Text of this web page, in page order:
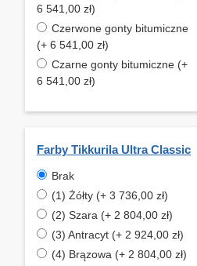
6 541,00 zł)
Czerwone gonty bitumiczne
(+ 6 541,00 zł)
Czarne gonty bitumiczne (+
6 541,00 zł)
Farby Tikkurila Ultra Classic
Brak
(1) Żółty (+ 3 736,00 zł)
(2) Szara (+ 2 804,00 zł)
(3) Antracyt (+ 2 924,00 zł)
(4) Brązowa (+ 2 804,00 zł)